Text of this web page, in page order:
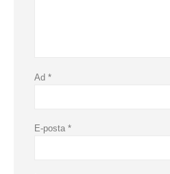
Ad *
E-posta *